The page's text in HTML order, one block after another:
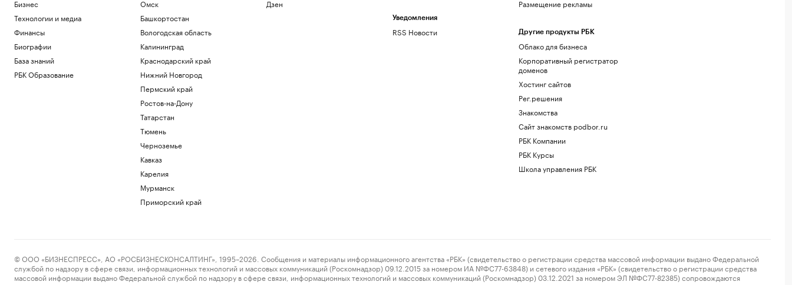
Бизнес
Технологии и медиа
Финансы
Биографии
База знаний
РБК Образование
Омск
Башкортостан
Вологодская область
Калининград
Краснодарский край
Нижний Новгород
Пермский край
Ростов-на-Дону
Татарстан
Тюмень
Черноземье
Кавказ
Карелия
Мурманск
Приморский край
Дзен
Уведомления
RSS Новости
Размещение рекламы
Другие продукты РБК
Облако для бизнеса
Корпоративный регистратор
доменов
Хостинг сайтов
Рег.решения
Знакомства
Сайт знакомств podbor.ru
РБК Компании
РБК Курсы
Школа управления РБК
© ООО «БИЗНЕСПРЕСС», АО «РОСБИЗНЕСКОНСАЛТИНГ», 1995–2026. Сообщения и материалы информационного агентства «РБК» (свидетельство о регистрации средства массовой информации выдано Федеральной
службой по надзору в сфере связи, информационных технологий и массовых коммуникаций (Роскомнадзор) 09.12.2015 за номером ИА №ФС77-63848) и сетевого издания «РБК» (свидетельство о регистрации средства
массовой информации выдано Федеральной службой по надзору в сфере связи, информационных технологий и массовых коммуникаций (Роскомнадзор) 03.12.2021 за номером ЭЛ №ФС77-82385) сопровождаются